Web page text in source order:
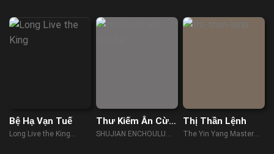
Bệ Hạ Vạn Tuế
Long Live the King
Thư Kiếm Ân Cừu
Lục
SHUJIAN ENCHOULU
Thị Thần Lệnh
The Yin Yang Master